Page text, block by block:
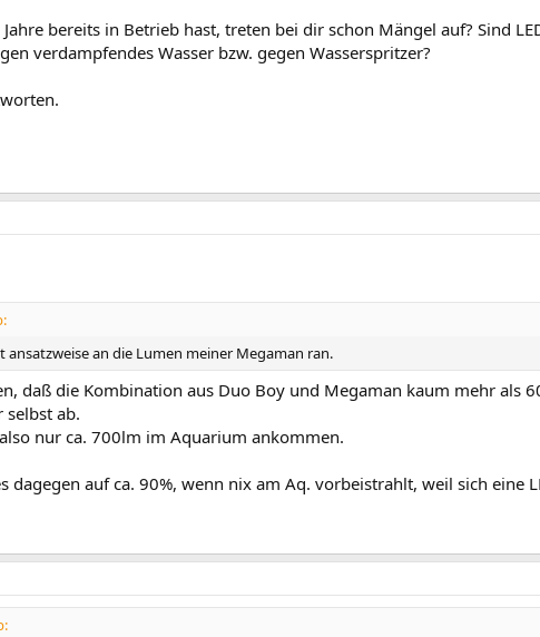
bereits in Betrieb hast, treten bei dir schon Mängel auf? Sind
verdampfendes Wasser bzw. gegen Wasserspritzer?
an die Lumen meiner Megaman ran.
daß die Kombination aus Duo Boy und Megaman kaum mehr als
selbst ab.
nur ca. 700lm im Aquarium ankommen.
dagegen auf ca. 90%, wenn nix am Aq. vorbeistrahlt, weil sich eine